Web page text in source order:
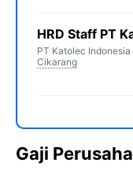
HRD Staff PT
PT Katolec Indonesia
Cikarang
Gaji